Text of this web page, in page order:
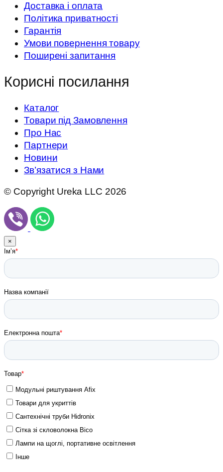
Доставка і оплата
Політика приватності
Гарантія
Умови повернення товару
Поширені запитання
Корисні посилання
Каталог
Товари під Замовлення
Про Нас
Партнери
Новини
Зв’язатися з Нами
© Copyright Ureka LLC 2026
×